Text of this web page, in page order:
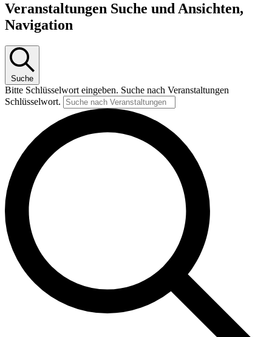
Veranstaltungen Suche und Ansichten,
Navigation
Suche
Bitte Schlüsselwort eingeben. Suche nach Veranstaltungen
Schlüsselwort.